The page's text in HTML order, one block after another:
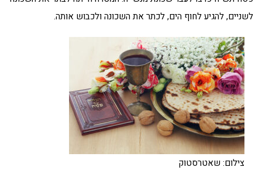
לשניים, להגיע לחוף הים, לכתר את השכונה ולכבוש אותה.
צילום: שאטרסטוק